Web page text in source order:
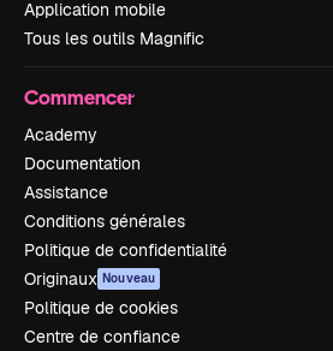
Application mobile
Tous les outils Magnific
Commencer
Academy
Documentation
Assistance
Conditions générales
Politique de confidentialité
Originaux Nouveau
Politique de cookies
Centre de confiance